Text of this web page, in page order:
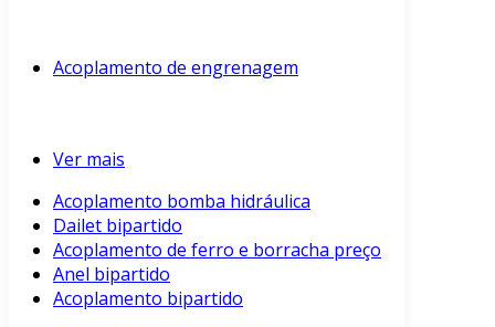
Acoplamento de engrenagem
Ver mais
Acoplamento bomba hidráulica
Dailet bipartido
Acoplamento de ferro e borracha preço
Anel bipartido
Acoplamento bipartido